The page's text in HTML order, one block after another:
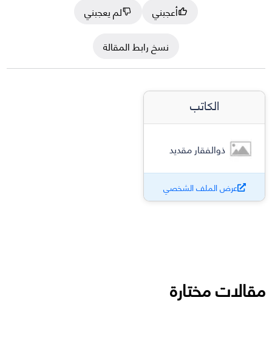
أعجبني
لم يعجبني
نسخ رابط المقالة
الكاتب
ذوالفقار مقديد
عرض الملف الشخصي
مقالات مختارة